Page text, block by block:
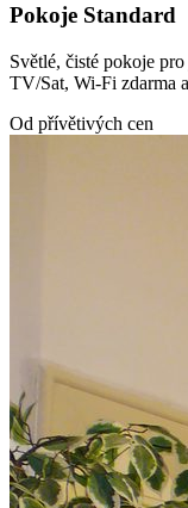
Pokoje Standard
Světlé, čisté pokoje
TV/Sat, Wi-Fi zdarma
Od přívětivých cen